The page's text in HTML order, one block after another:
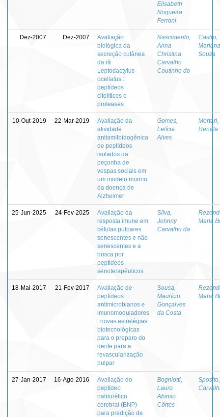
Elisabeth
Nogueira
Ferroni
Dez-2007 Dez-2007
Avaliação
biológica da
secreção cutânea
da rã
Leptodactylus
ocellatus :
peptídeos
citolíticos e
proteases
Nascimento,
Anna
Christina
Carvalho
Coutinho do
Castro,
Souza
10-Out-2019 22-Mar-2019
Avaliação da
atividade
antiamiloidogênica
de peptídeos
isolados da
peçonha de
vespas sociais em
um modelo murino
da doença de
Alzheimer
Gomes,
Letícia
Alves
Mortari,
Renata
25-Jun-2025 24-Fev-2025
Avaliação da
resposta imune em
células pulpares
senescentes e não
senescentes e a
busca por
peptídeos
senoterapêuticos
Silva,
Johnny
Carvalho da
Maria
18-Mai-2017 21-Fev-2017
Avaliação de
peptídeos
antimicrobianos e
imunomoduladores
: novas estratégias
biotecnológicas
para o preparo do
dente para a
revascularização
pulpar
Sousa,
Maurício
Gonçalves
da Costa
Maria
27-Jan-2017 16-Ago-2016
Avaliação do
peptídeo
natriurético
cerebral (BNP)
para predição de
Bogniotti,
Lauro
Afonso
Côrtes